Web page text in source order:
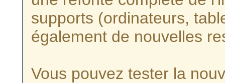
supports (ordinateurs,
également de nouvelles
Vous pouvez tester la